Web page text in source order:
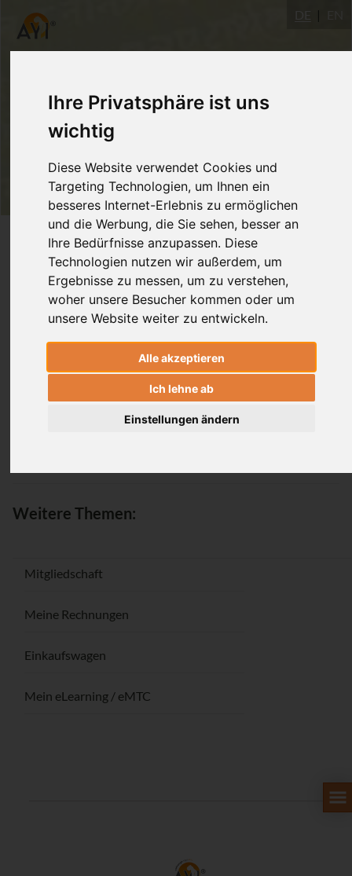
Ihre Privatsphäre ist uns
wichtig
Diese Website verwendet Cookies und
Targeting Technologien, um Ihnen ein
besseres Internet-Erlebnis zu ermöglichen
und die Werbung, die Sie sehen, besser an
Ihre Bedürfnisse anzupassen. Diese
Technologien nutzen wir außerdem, um
Ergebnisse zu messen, um zu verstehen,
woher unsere Besucher kommen oder um
unsere Website weiter zu entwickeln.
Alle akzeptieren
Ich lehne ab
Einstellungen ändern
Login
Passwort vergessen / Registrieren
Weitere Themen:
Mitgliedschaft
Meine Rechnungen
Einkaufswagen
Mein eLearning / eMTC